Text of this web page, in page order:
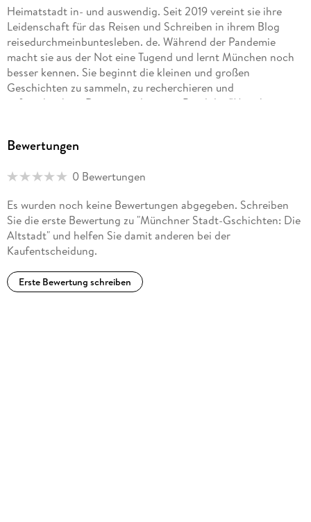
Heimatstadt in- und auswendig. Seit 2019 vereint sie ihre
Leidenschaft für das Reisen und Schreiben in ihrem Blog
reisedurchmeinbuntesleben. de. Während der Pandemie
macht sie aus der Not eine Tugend und lernt München noch
besser kennen. Sie beginnt die kleinen und großen
Geschichten zu sammeln, zu recherchieren und
aufzuschreiben. Daraus ist der erste Band der "Münchner
Bewertungen
0 Bewertungen
Es wurden noch keine Bewertungen abgegeben. Schreiben
Sie die erste Bewertung zu "Münchner Stadt-Gschichten: Die
Altstadt" und helfen Sie damit anderen bei der
Kaufentscheidung.
Erste Bewertung schreiben